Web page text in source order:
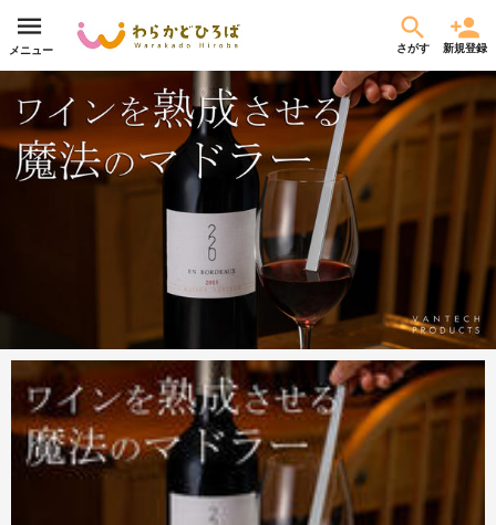
メニュー さがす 新規登録